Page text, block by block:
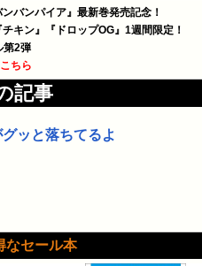
バンパイア』最新巻発売記念！
キン』『ドロップOG』1週間限定！
第2弾
こちら
記事
ッと落ちてるよ
なセール本